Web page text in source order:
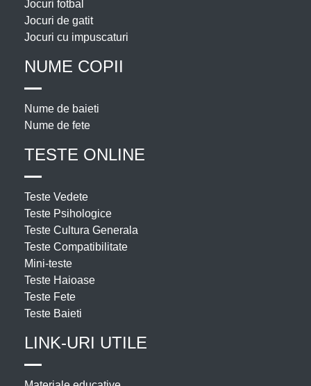
Jocuri fotbal
Jocuri de gatit
Jocuri cu impuscaturi
NUME COPII
Nume de baieti
Nume de fete
TESTE ONLINE
Teste Vedete
Teste Psihologice
Teste Cultura Generala
Teste Compatibilitate
Mini-teste
Teste Haioase
Teste Fete
Teste Baieti
LINK-URI UTILE